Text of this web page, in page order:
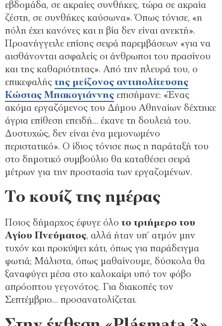
εβδομάδα, σε ακραίες συνθήκες, τώρα σε ακραία
ζέστη, σε συνθήκες καύσωνα». Όπως τόνισε, «η
πόλη έχει κανόνες και η βία δεν είναι ανεκτή».
Προανήγγειλε επίσης σειρά παρεμβάσεων «για να
αισθάνονται ασφαλείς οι άνθρωποι του πρασίνου
και της καθαριότητας». Από την πλευρά του, ο
επικεφαλήςτης μείζονος αντιπολίτευσης
Κώστας Μπακογιάννης επισήμανε: «Ένας
ακόμα εργαζόμενος του Δήμου Αθηναίων δέχτηκε
άγρια επίθεση επειδή… έκανε τη δουλειά του.
Δυστυχώς, δεν είναι ένα μεμονωμένο
περιστατικό». Ο ίδιος τόνισε πως η παράταξή του
στο δημοτικό συμβούλιο θα καταθέσει σειρά
μέτρων για την προστασία των εργαζομένων.
Το κουίζ της ημέρας
Ποιος δήμαρχος έφυγε όλοτο τριήμερο του
Αγίου Πνεύματος, αλλά ήταν υπ’ ατμόν μην
τυχόν και προκύψει κάτι, όπως για παράδειγμα
φωτιά; Μάλιστα, όπως μαθαίνουμε, δύσκολα θα
ξαναφύγει μέσα στο καλοκαίρι υπό τον φόβο
απρόοπτου γεγονότος. Για διακοπές τον
Σεπτέμβριο… προσανατολίζεται.